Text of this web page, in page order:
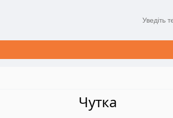
Чутка